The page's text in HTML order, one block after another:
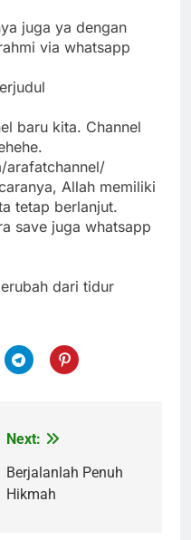
juga ya dengan
via whatsapp
baru kita. Channel
Allah memiliki
tetap berlanjut.
save juga whatsapp
dari tidur
Next:
Berjalanlah Penuh
Hikmah